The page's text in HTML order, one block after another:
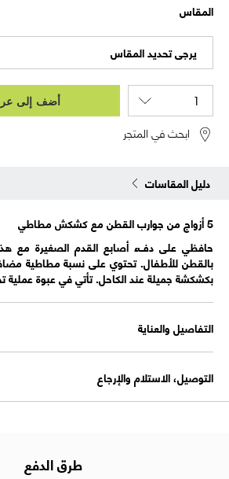
المقاس
يرجى تحديد المقاس
أضف إلى
ابحث في المتجر
دليل المقاسات
5 أزواج من جوارب القطن مع كشكش مطاطي
حافظي على دفء أصابع القدم الصغيرة مع هذه
بالقطن للأطفال. تحتوي على نسبة مطاطية
بكشكشة جميلة عند الكاحل. تأتي في عبوة عملية
التفاصيل والعناية
التوصيل، الاستلام والإرجاع
طرق الدفع